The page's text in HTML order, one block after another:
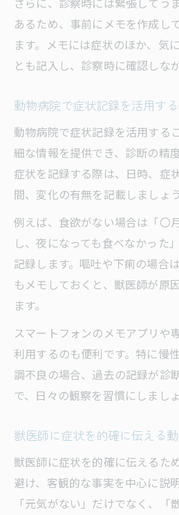
あるため、事前にメモを作成し
ます。メモには症状のほか、気
とも記入し、診察時に確認しな
動物病院で症状記録を活用す
動物病院で症状記録を活用する
細な情報を提供でき、診断の精
症状を記録する際は、日時、症
間、変化の有無を記載しましょう
例えば、食欲がない場合は「〇
し、夜になっても食べなかった
記録します。嘔吐や下痢の場合
もメモしておくと、獣医師が原
ます。
スマートフォンのメモアプリや
利用するのも便利です。特に慢
調不良の場合、過去の記録が診
で、日々の観察を習慣にしましょ
獣医師に症状を的確に伝える
獣医師に症状を的確に伝えるた
避け、客観的な事実を中心に説
「元気がない」だけでなく、「